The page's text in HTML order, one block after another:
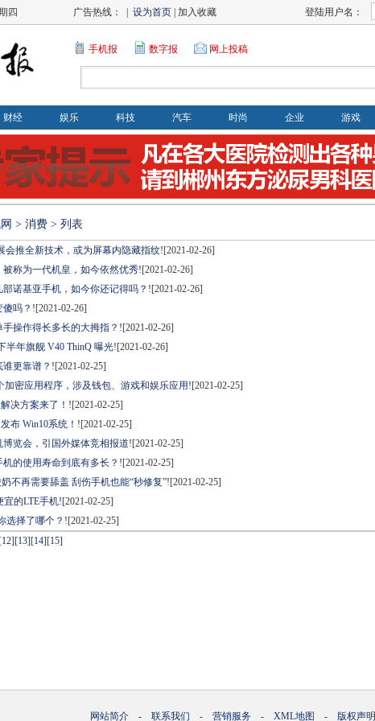
四 广告热线： | 设为首页 | 加入收藏 登陆用户名：
手机报 数字报 网上投稿
财经 娱乐 科技 汽车 时尚 企业 游戏
> 消费 > 列表
会推全新技术，或为屏幕内隐藏指纹![2021-02-26]
称为一代机皇，如今依然优秀![2021-02-26]
诺基亚手机，如今你还记得吗？![2021-02-26]
傻吗？![2021-02-26]
操作得长多长的大拇指？![2021-02-26]
半年旗舰 V40 ThinQ 曝光![2021-02-26]
谁更靠谱？![2021-02-25]
加密应用程序，涉及钱包、游戏和娱乐应用![2021-02-25]
决方案来了！![2021-02-25]
布 Win10系统！![2021-02-25]
览会，引国外媒体竞相报道![2021-02-25]
的使用寿命到底有多长？![2021-02-25]
不再需要舔盖 刮伤手机也能“秒修复”![2021-02-25]
宜的LTE手机![2021-02-25]
选择了哪个？![2021-02-25]
[12][13][14][15]
网站简介 - 联系我们 - 营销服务 - XML地图 - 版权声明